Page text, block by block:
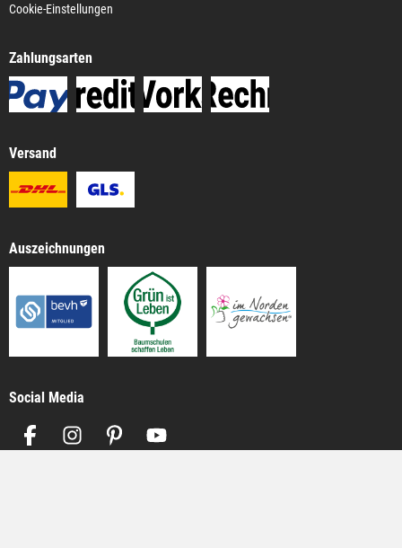
Cookie-Einstellungen
Zahlungsarten
Versand
Auszeichnungen
Social Media